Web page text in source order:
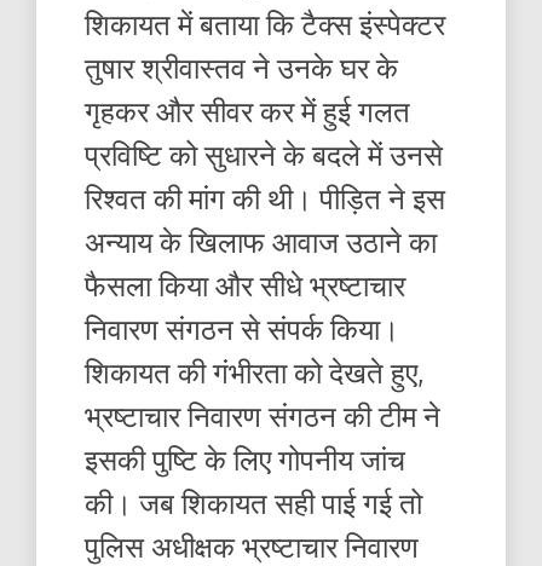
शिकायत में बताया कि टैक्स इंस्पेक्टर
तुषार श्रीवास्तव ने उनके घर के
गृहकर और सीवर कर में हुई गलत
प्रविष्टि को सुधारने के बदले में उनसे
रिश्वत की मांग की थी। पीड़ित ने इस
अन्याय के खिलाफ आवाज उठाने का
फैसला किया और सीधे भ्रष्टाचार
निवारण संगठन से संपर्क किया।
शिकायत की गंभीरता को देखते हुए,
भ्रष्टाचार निवारण संगठन की टीम ने
इसकी पुष्टि के लिए गोपनीय जांच
की। जब शिकायत सही पाई गई तो
पुलिस अधीक्षक भ्रष्टाचार निवारण